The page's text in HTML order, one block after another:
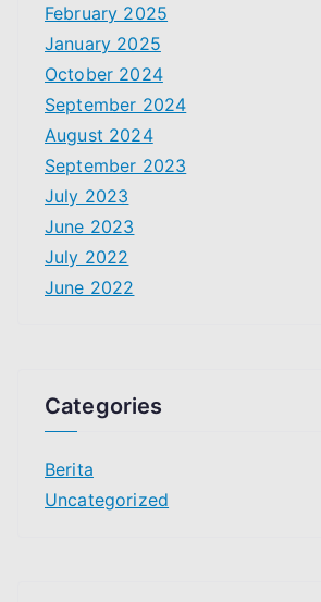
February 2025
January 2025
October 2024
September 2024
August 2024
September 2023
July 2023
June 2023
July 2022
June 2022
Categories
Berita
Uncategorized